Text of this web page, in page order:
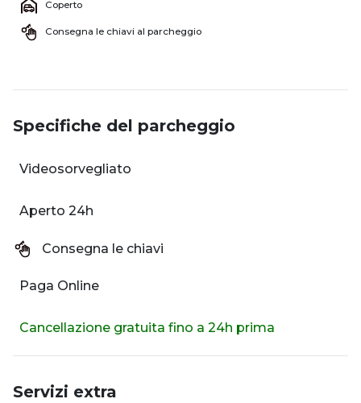
Coperto
Consegna le chiavi al parcheggio
Specifiche del parcheggio
Videosorvegliato
Aperto 24h
Consegna le chiavi
Paga Online
Cancellazione gratuita fino a 24h prima
Servizi extra